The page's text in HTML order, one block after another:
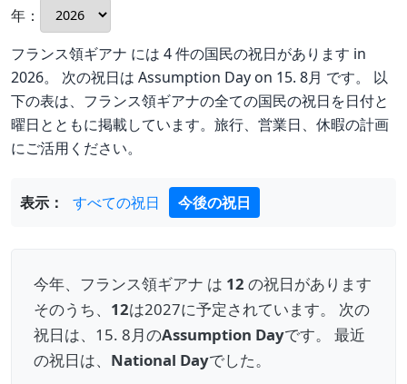
年：
フランス領ギアナ には 4 件の国民の祝日があります in
2026。 次の祝日は Assumption Day on 15. 8月 です。 以
下の表は、フランス領ギアナの全ての国民の祝日を日付と
曜日とともに掲載しています。旅行、営業日、休暇の計画
にご活用ください。
表示： すべての祝日 今後の祝日
今年、フランス領ギアナ は 12 の祝日があります
そのうち、 12は2027に予定されています。 次の
祝日は、15. 8月のAssumption Dayです。 最近
の祝日は、 National Dayでした。